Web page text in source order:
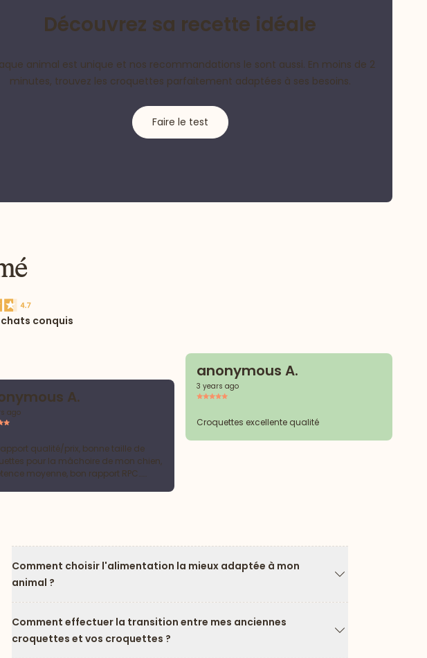
Découvrez sa recette idéale
animal est unique et nos recommandations le sont aussi. En moins de 2
minutes, trouvez les croquettes parfaitement adaptées à ses besoins.
Faire le test
chats conquis
A.
ago
qualité/prix, bonne taille de
pour la mâchoire de mon chien,
moyenne, bon rapport RPC…
anonymous A.
3 years ago
Croquettes excellente qualité
Comment choisir l'alimentation la mieux adaptée à mon
animal ?
Comment effectuer la transition entre mes anciennes
croquettes et vos croquettes ?